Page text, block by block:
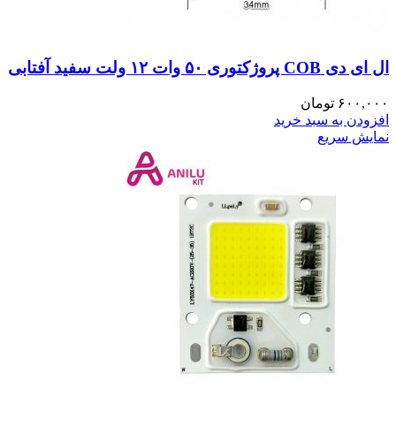
ال ای دی COB پروژکتوری ۵۰ وات ۱۲ ولت سفید آفتابی
۶۰۰,۰۰۰ تومان
افزودن به سبد خرید
نمایش سریع